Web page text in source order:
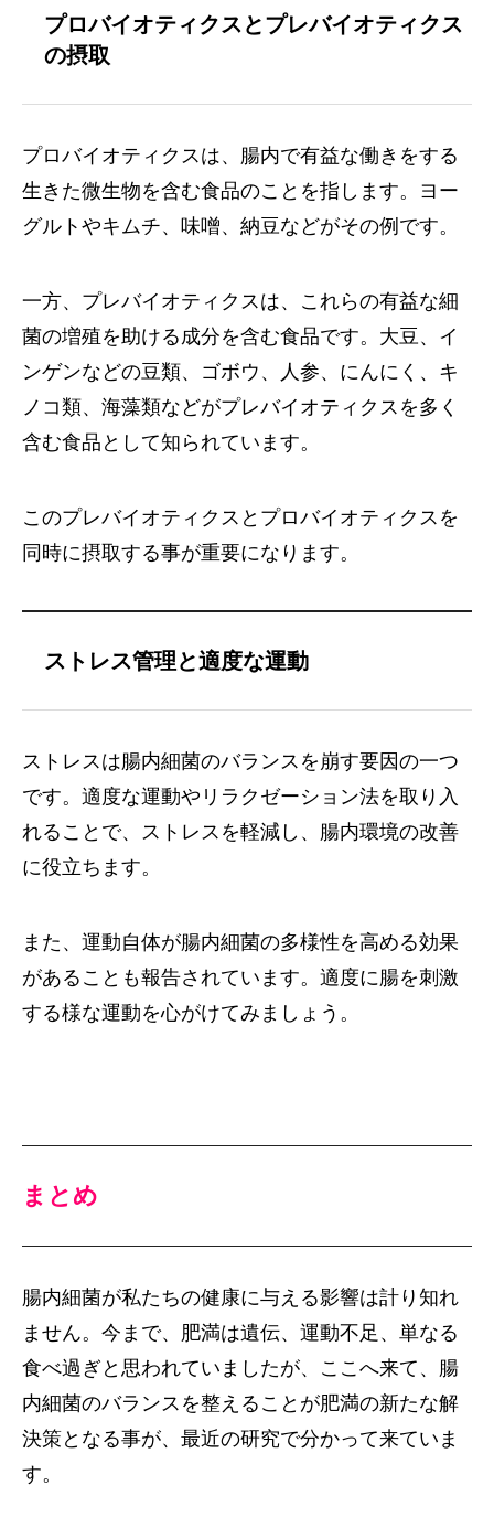
プロバイオティクスとプレバイオティクス
の摂取
プロバイオティクスは、腸内で有益な働きをする
生きた微生物を含む食品のことを指します。ヨー
グルトやキムチ、味噌、納豆などがその例です。
一方、プレバイオティクスは、これらの有益な細
菌の増殖を助ける成分を含む食品です。大豆、イ
ンゲンなどの豆類、ゴボウ、人参、にんにく、キ
ノコ類、海藻類などがプレバイオティクスを多く
含む食品として知られています。
このプレバイオティクスとプロバイオティクスを
同時に摂取する事が重要になります。
ストレス管理と適度な運動
ストレスは腸内細菌のバランスを崩す要因の一つ
です。適度な運動やリラクゼーション法を取り入
れることで、ストレスを軽減し、腸内環境の改善
に役立ちます。
また、運動自体が腸内細菌の多様性を高める効果
があることも報告されています。適度に腸を刺激
する様な運動を心がけてみましょう。
まとめ
腸内細菌が私たちの健康に与える影響は計り知れ
ません。今まで、肥満は遺伝、運動不足、単なる
食べ過ぎと思われていましたが、ここへ来て、腸
内細菌のバランスを整えることが肥満の新たな解
決策となる事が、最近の研究で分かって来ていま
す。